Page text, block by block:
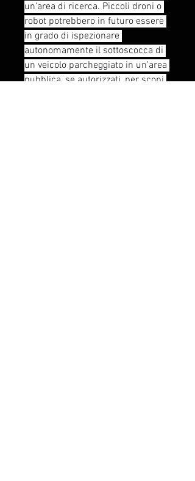
un'area di ricerca. Piccoli droni o
robot potrebbero in futuro essere
in grado di ispezionare
autonomamente il sottoscocca di
un veicolo parcheggiato in un'area
pubblica, se autorizzati, per scopi